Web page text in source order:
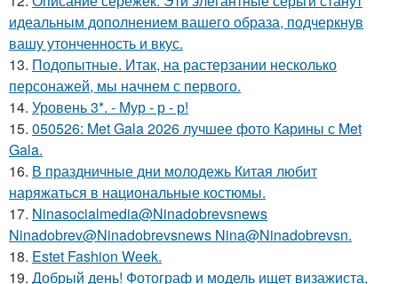
идеальным дополнением вашего образа, подчеркнув
вашу утонченность и вкус.
13. Подопытные. Итак, на растерзании несколько
персонажей, мы начнем с первого.
14. Уровень 3*. - Мур - р - р!
15. 050526: Met Gala 2026 лучшее фото Карины с Met
Gala.
16. В праздничные дни молодежь Китая любит
наряжаться в национальные костюмы.
17. Ninasocialmedia@Ninadobrevsnews
Ninadobrev@Ninadobrevsnews Nina@Ninadobrevsn.
18. Estet Fashion Week.
19. Добрый день! Фотограф и модель ищет визажиста,